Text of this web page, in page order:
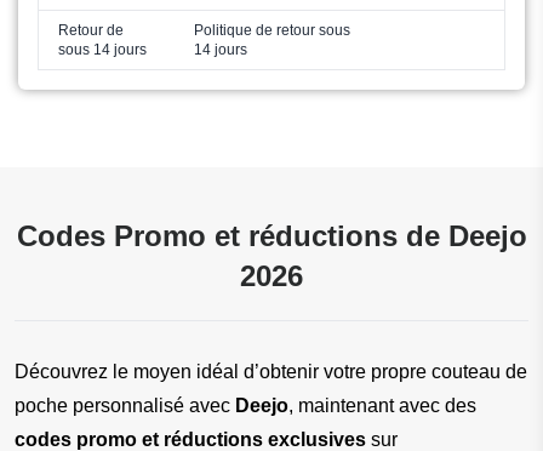
Retour de
sous 14 jours
Politique de retour sous
14 jours
Codes Promo et réductions de Deejo
2026
Découvrez le moyen idéal d’obtenir votre propre couteau de
poche personnalisé avec Deejo
codes promo et réductions exclusives sur